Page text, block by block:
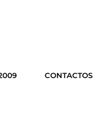
CONTACTOS